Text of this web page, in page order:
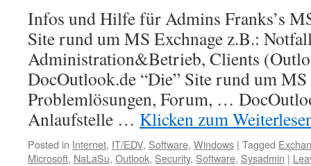
Infos und Hilfe für Admins Franks’s
Site rund um MS Exchnage z.B.:
Administration&Betrieb, Clients
DocOutlook.de “Die” Site rund um
Problemlösungen, Forum, …
Anlaufstelle … Klicken zum
Posted in Internet, IT/EDV, Software, Windows | Tagged
Microsoft, NaLaSu, Outlook, Security, Software, Sysadmin |